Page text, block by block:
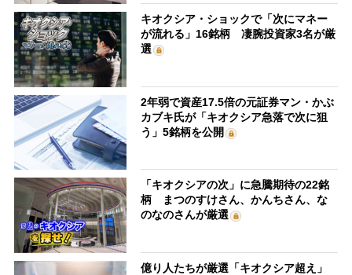
キオクシア・ショックで「次にマネー
が流れる」16銘柄 凄腕投資家3名が厳
選
2年弱で資産17.5倍の元証券マン・かぶ
カブキ氏が「キオクシア急落で次に狙
う」5銘柄を公開
「キオクシアの次」に急騰期待の22銘
柄 まつのすけさん、かんちさん、な
のなのさんが厳選
億り人たちが厳選「キオクシア超え」